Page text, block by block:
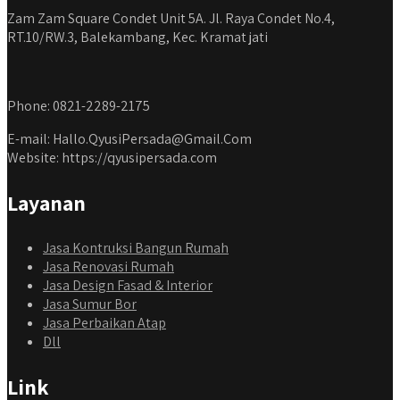
Zam Zam Square Condet Unit 5A. Jl. Raya Condet No.4,
RT.10/RW.3, Balekambang, Kec. Kramat jati
Phone: 0821-2289-2175
E-mail: Hallo.QyusiPersada@Gmail.Com
Website: https://qyusipersada.com
Layanan
Jasa Kontruksi Bangun Rumah
Jasa Renovasi Rumah
Jasa Design Fasad & Interior
Jasa Sumur Bor
Jasa Perbaikan Atap
Dll
Link